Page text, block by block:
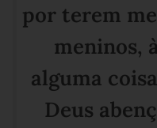
por terem
meninos,
alguma
Deus